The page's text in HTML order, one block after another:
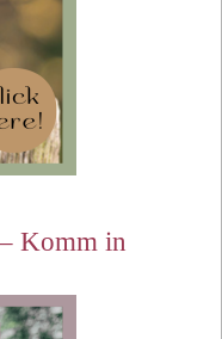
Komm in